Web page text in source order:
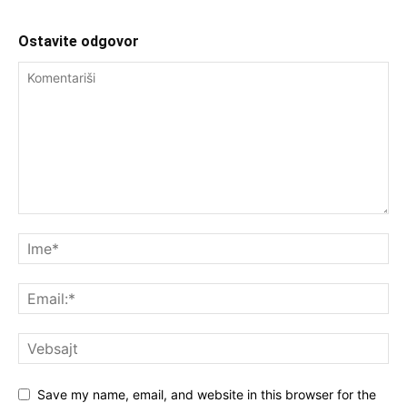
Ostavite odgovor
Save my name, email, and website in this browser for the